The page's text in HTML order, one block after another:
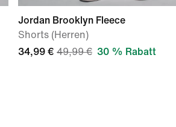
Jordan Brooklyn Fleece
Shorts (Herren)
34,99 € 49,99 € 30 % Rabatt